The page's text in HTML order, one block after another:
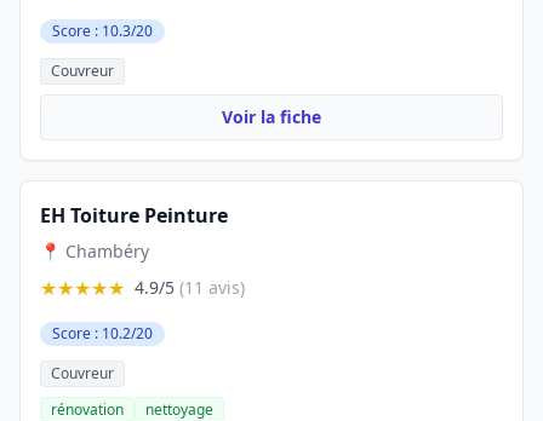
Score : 10.3/20
Couvreur
Voir la fiche
EH Toiture Peinture
📍 Chambéry
★★★★★ 4.9/5 (11 avis)
Score : 10.2/20
Couvreur
rénovation
nettoyage